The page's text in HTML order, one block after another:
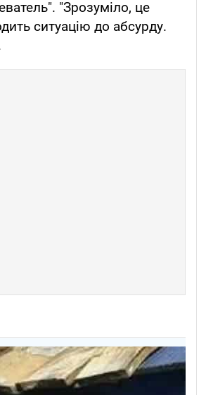
"Зрозуміло, це
ситуацію до абсурду.